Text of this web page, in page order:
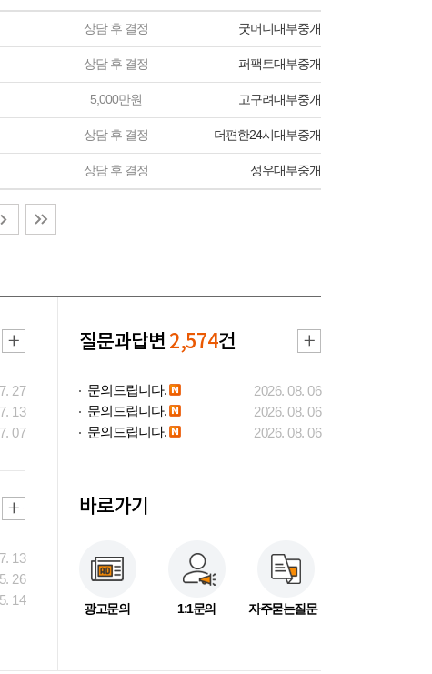
상담 후 결정 굿머니대부중개
상담 후 결정 퍼팩트대부중개
5,000만원 고구려대부중개
상담 후 결정 더편한24시대부중개
상담 후 결정 성우대부중개
27
13
07
13
26
14
질문과답변 2,574건
문의드립니다.
2026. 08. 06
문의드립니다.
2026. 08. 06
문의드립니다.
2026. 08. 06
바로가기
광고문의 1:1문의 자주묻는질문